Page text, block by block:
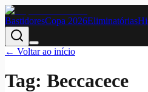
BastidoresCopa 2026Eliminatórias
← Voltar ao início
Tag: Beccacece